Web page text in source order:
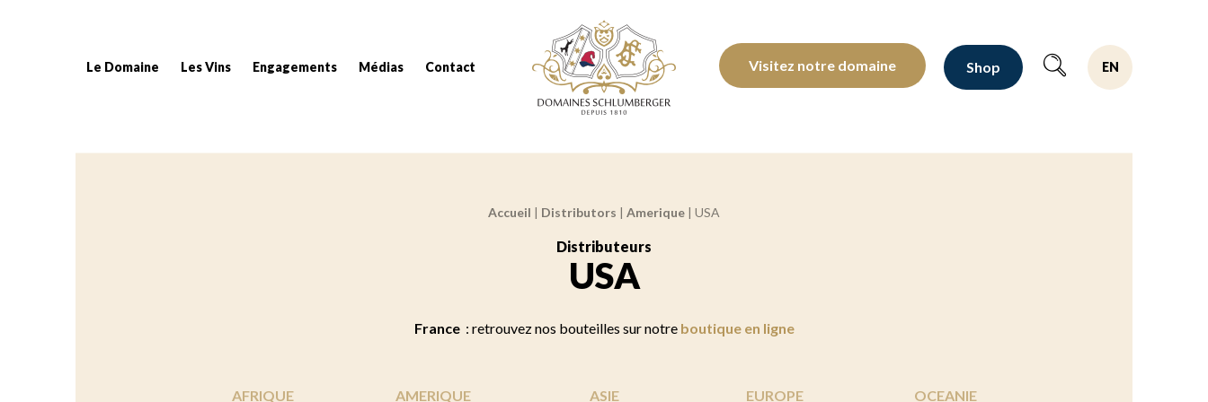
Le Domaine Les Vins Engagements Médias Contact
Domaines Schlumberger Vignerons 100% récoltants depuis 1810
Visitez notre domaine Shop EN
Accueil | Distributors | Amerique | USA
Distributeurs
USA
France : retrouvez nos bouteilles sur notre boutique en ligne
AFRIQUE AMERIQUE ASIE EUROPE OCEANIE